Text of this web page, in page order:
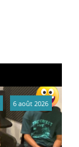
6 août 2026